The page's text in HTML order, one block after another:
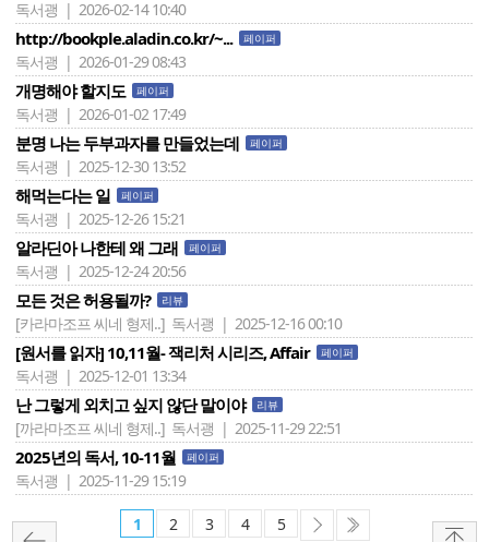
독서괭 | 2026-02-14 10:40
http://bookple.aladin.co.kr/~... 페이퍼
독서괭 | 2026-01-29 08:43
개명해야 할지도 페이퍼
독서괭 | 2026-01-02 17:49
분명 나는 두부과자를 만들었는데 페이퍼
독서괭 | 2025-12-30 13:52
해먹는다는 일 페이퍼
독서괭 | 2025-12-26 15:21
알라딘아 나한테 왜 그래 페이퍼
독서괭 | 2025-12-24 20:56
모든 것은 허용될까? 리뷰
[카라마조프 씨네 형제..] 독서괭 | 2025-12-16 00:10
[원서를 읽자] 10,11월- 잭리처 시리즈, Affair 페이퍼
독서괭 | 2025-12-01 13:34
난 그렇게 외치고 싶지 않단 말이야 리뷰
[까라마조프 씨네 형제..] 독서괭 | 2025-11-29 22:51
2025년의 독서, 10-11월 페이퍼
독서괭 | 2025-11-29 15:19
1 2 3 4 5